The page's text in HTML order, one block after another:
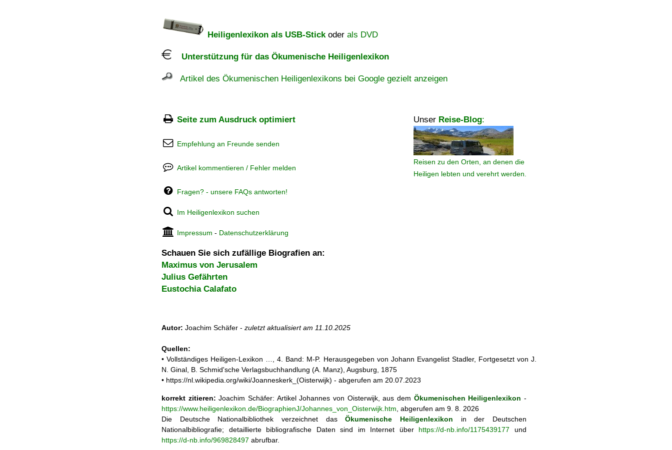
Heiligenlexikon als USB-Stickoder als DVD
Unterstützung für das Ökumenische Heiligenlexikon
Artikel des Ökumenischen Heiligenlexikons bei Google gezielt anzeigen
Seite zum Ausdruck optimiert Unser Reise-Blog:
Reisen zu den Orten, an denen die
Heiligen lebten und verehrt werden.
Empfehlung an Freunde senden
Artikel kommentieren / Fehler melden
Fragen? - unsere FAQs antworten!
Im Heiligenlexikon suchen
Impressum - Datenschutzerklärung
Schauen Sie sich zufällige Biografien an:
Maximus von Jerusalem
Julius Gefährten
Eustochia Calafato
Autor: Joachim Schäfer - zuletzt aktualisiert am 11.10.2025
Quellen:
• Vollständiges Heiligen-Lexikon …, 4. Band: M-P. Herausgegeben von Johann Evangelist Stadler, Fortgesetzt von J.
N. Ginal, B. Schmid'sche Verlagsbuchhandlung (A. Manz), Augsburg, 1875
• https://nl.wikipedia.org/wiki/Joanneskerk_(Oisterwijk) - abgerufen am 20.07.2023
korrekt zitieren: Joachim Schäfer: ArtikelJohannes von Oisterwijk, aus dem Ökumenischen Heiligenlexikon -
https://www.heiligenlexikon.de/BiographienJ/Johannes_von_Oisterwijk.htm , abgerufen am 9. 8. 2026
Die Deutsche Nationalbibliothek verzeichnet dasÖkumenische Heiligenlexikon in der Deutschen
Nationalbibliografie; detaillierte bibliografische Daten sind im Internet über https://d-nb.info/1175439177 und
https://d-nb.info/969828497 abrufbar.